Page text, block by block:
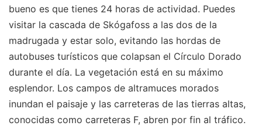
bueno es que tienes 24 horas de actividad. Puedes
visitar la cascada de Skógafoss a las dos de la
madrugada y estar solo, evitando las hordas de
autobuses turísticos que colapsan el Círculo Dorado
durante el día. La vegetación está en su máximo
esplendor. Los campos de altramuces morados
inundan el paisaje y las carreteras de las tierras altas,
conocidas como carreteras F, abren por fin al tráfico.